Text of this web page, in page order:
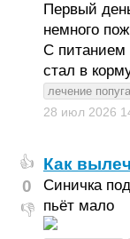
Первый
немного
С питанием
стал в
лечение
28 июл 2026
👍
0
👎
Как
Синичка
пьёт мало